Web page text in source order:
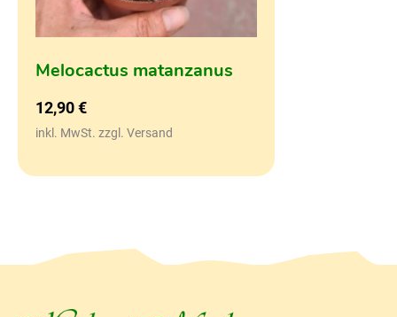
Melocactus matanzanus
12,90€
inkl. MwSt. zzgl. Versand